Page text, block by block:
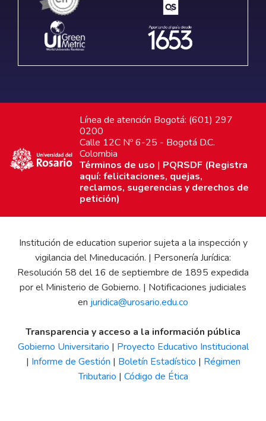
Línea de atención Bogotá: (601) 297
0200
Calle 12C Nº 6-25 - Bogotá D.C.
Colombia
Términos de uso | PQRSDF (Registra
aquí: felicitaciones, quejas,
reclamos, sugerencias y derechos de
petición)
Institución de education superior sujeta a la inspección y
vigilancia del Mineducación. | Personería Jurídica:
Resolución 58 del 16 de septiembre de 1895 expedida
por el Ministerio de Gobierno. | Notificaciones judiciales
en juridica@urosario.edu.co
Transparencia y acceso a la información pública
Gobierno Universitario | Proyecto Educativo Institucional
| Informe de Gestión | Boletín Estadístico | Régimen
Tributario | Código de Ética